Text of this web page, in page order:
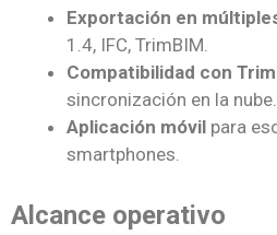
Exportación en
1.4, IFC, TrimBIM.
Compatibilidad con
sincronización en la nube.
Aplicación móvil para
smartphones.
Alcance operativo